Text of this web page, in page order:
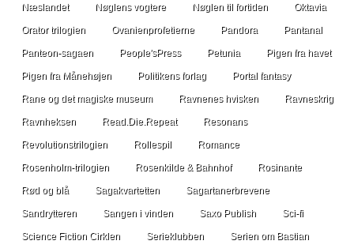
Næslandet Nøglens vogtere Nøglen til fortiden Oktavia
Orator trilogien Ovanienprofetierne Pandora Pantanal
Panteon-sagaen People'sPress Petunia Pigen fra havet
Pigen fra Månehøjen Politikens forlag Portal fantasy
Rane og det magiske museum Ravnenes hvisken Ravneskrig
Ravnheksen Read.Die.Repeat Resonans
Revolutionstrilogien Rollespil Romance
Rosenholm-trilogien Rosenkilde & Bahnhof Rosinante
Rød og blå Sagakvartetten Sagartanerbrevene
Sandrytteren Sangen i vinden Saxo Publish Sci-fi
Science Fiction Cirklen Serieklubben Serien om Bastian